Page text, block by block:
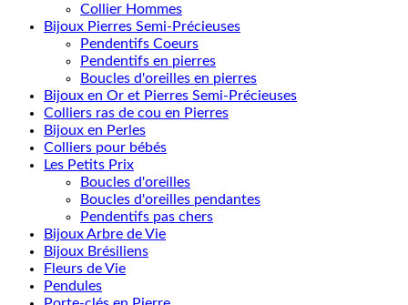
Collier Hommes
Bijoux Pierres Semi-Précieuses
Pendentifs Coeurs
Pendentifs en pierres
Boucles d'oreilles en pierres
Bijoux en Or et Pierres Semi-Précieuses
Colliers ras de cou en Pierres
Bijoux en Perles
Colliers pour bébés
Les Petits Prix
Boucles d'oreilles
Boucles d'oreilles pendantes
Pendentifs pas chers
Bijoux Arbre de Vie
Bijoux Brésiliens
Fleurs de Vie
Pendules